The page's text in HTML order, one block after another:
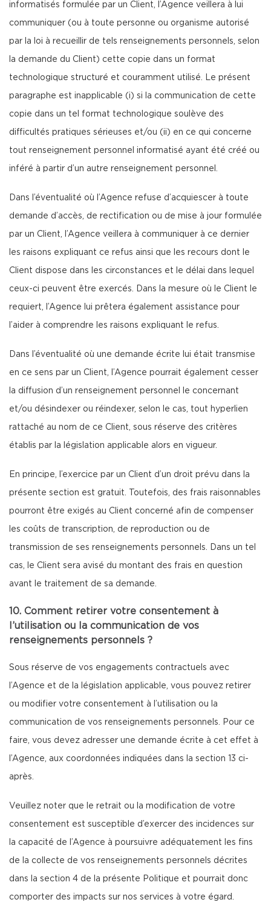
informatisés formulée par un Client, l’Agence veillera à lui
communiquer (ou à toute personne ou organisme autorisé
par la loi à recueillir de tels renseignements personnels, selon
la demande du Client) cette copie dans un format
technologique structuré et couramment utilisé. Le présent
paragraphe est inapplicable (i) si la communication de cette
copie dans un tel format technologique soulève des
difficultés pratiques sérieuses et/ou (ii) en ce qui concerne
tout renseignement personnel informatisé ayant été créé ou
inféré à partir d’un autre renseignement personnel.
Dans l’éventualité où l’Agence refuse d’acquiescer à toute
demande d’accès, de rectification ou de mise à jour formulée
par un Client, l’Agence veillera à communiquer à ce dernier
les raisons expliquant ce refus ainsi que les recours dont le
Client dispose dans les circonstances et le délai dans lequel
ceux-ci peuvent être exercés. Dans la mesure où le Client le
requiert, l’Agence lui prêtera également assistance pour
l’aider à comprendre les raisons expliquant le refus.
Dans l’éventualité où une demande écrite lui était transmise
en ce sens par un Client, l’Agence pourrait également cesser
la diffusion d’un renseignement personnel le concernant
et/ou désindexer ou réindexer, selon le cas, tout hyperlien
rattaché au nom de ce Client, sous réserve des critères
établis par la législation applicable alors en vigueur.
En principe, l’exercice par un Client d’un droit prévu dans la
présente section est gratuit. Toutefois, des frais raisonnables
pourront être exigés au Client concerné afin de compenser
les coûts de transcription, de reproduction ou de
transmission de ses renseignements personnels. Dans un tel
cas, le Client sera avisé du montant des frais en question
avant le traitement de sa demande.
10. Comment retirer votre consentement à
l’utilisation ou la communication de vos
renseignements personnels ?
Sous réserve de vos engagements contractuels avec
l’Agence et de la législation applicable, vous pouvez retirer
ou modifier votre consentement à l’utilisation ou la
communication de vos renseignements personnels. Pour ce
faire, vous devez adresser une demande écrite à cet effet à
l’Agence, aux coordonnées indiquées dans la section 13 ci-
après.
Veuillez noter que le retrait ou la modification de votre
consentement est susceptible d’exercer des incidences sur
la capacité de l’Agence à poursuivre adéquatement les fins
de la collecte de vos renseignements personnels décrites
dans la section 4 de la présente Politique et pourrait donc
comporter des impacts sur nos services à votre égard.